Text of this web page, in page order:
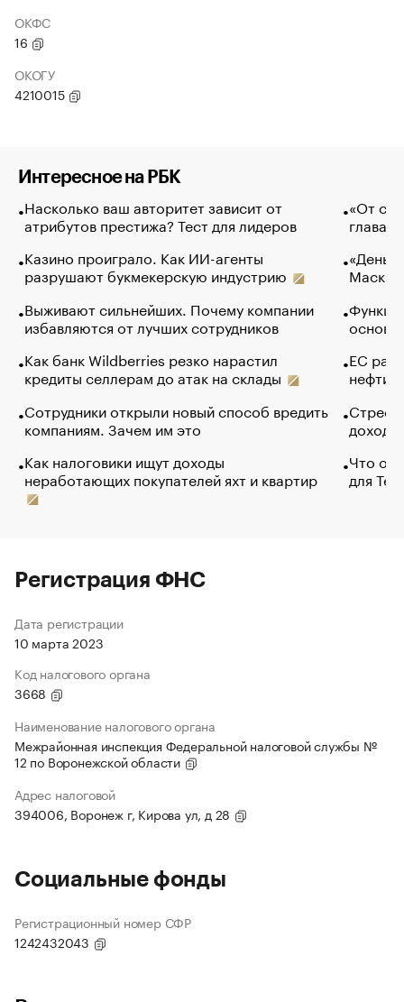
ОКФС
16
ОКОГУ
4210015
Интересное на РБК
Насколько ваш авторитет зависит от
атрибутов престижа? Тест для лидеров
Казино проиграло. Как ИИ-агенты
разрушают букмекерскую индустрию
Выживают сильнейших. Почему компании
избавляются от лучших сотрудников
Как банк Wildberries резко нарастил
кредиты селлерам до атак на склады
Сотрудники открыли новый способ вредить
компаниям. Зачем им это
Как налоговики ищут доходы
неработающих покупателей яхт и квартир
«От
глава
Маск в
основ
ЕС
нефти
Что
для
Регистрация ФНС
Дата регистрации
10 марта 2023
Код налогового органа
3668
Наименование налогового органа
Межрайонная инспекция Федеральной налоговой службы №
12 по Воронежской области
Адрес налоговой
394006, Воронеж г, Кирова ул, д 28
Социальные фонды
Регистрационный номер СФР
1242432043